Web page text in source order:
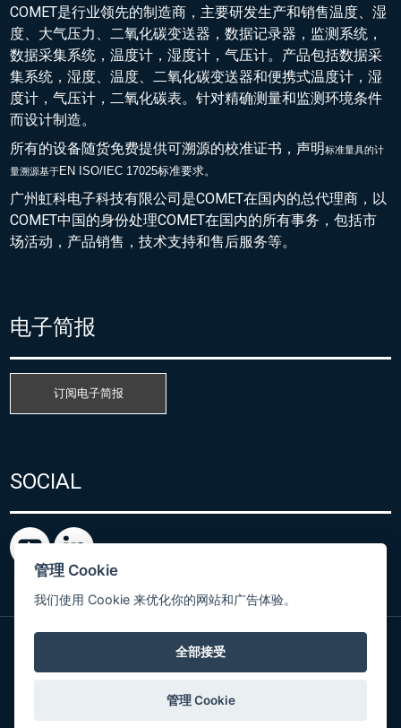
COMET是行业领先的制造商，主要研发生产和销售温度、湿
度、大气压力、二氧化碳变送器，数据记录器，监测系统，
数据采集系统，温度计，湿度计，气压计。产品包括数据采
集系统，湿度、温度、二氧化碳变送器和便携式温度计，湿
度计，气压计，二氧化碳表。针对精确测量和监测环境条件
而设计制造。
所有的设备随货免费提供可溯源的校准证书，声明标准量具的计
量溯源基于EN ISO/IEC 17025标准要求。
广州虹科电子科技有限公司是COMET在国内的总代理商，以
COMET中国的身份处理COMET在国内的所有事务，包括市
场活动，产品销售，技术支持和售后服务等。
电子简报
订阅电子简报
SOCIAL
© Copyright 2026 COMET SYSTEM, s.r.o. | Webdesign
bySpaneco
管理 Cookie
我们使用 Cookie 来优化你的网站和广告体验。
全部接受
管理 Cookie